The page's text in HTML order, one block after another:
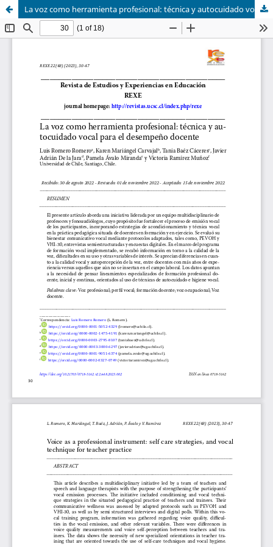
La voz como herramienta profesional: técnica y autocuidado vocal para el desempeño docente